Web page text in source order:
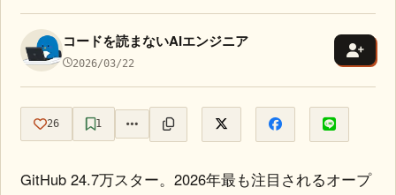
コードを読まないAIエンジニア
2026/03/22
26 1
GitHub 24.7万スター。2026年最も注目されるオープ